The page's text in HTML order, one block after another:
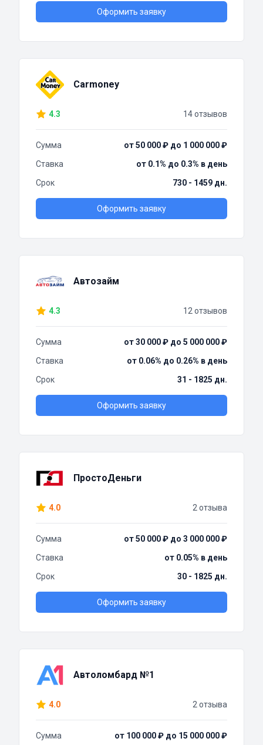
Оформить заявку
Carmoney
4.3 14 отзывов
Сумма
от 50 000 ₽ до 1 000 000 ₽
Ставка
от 0.1% до 0.3% в день
Срок
730 - 1459 дн.
Оформить заявку
Автозайм
4.3 12 отзывов
Сумма
от 30 000 ₽ до 5 000 000 ₽
Ставка
от 0.06% до 0.26% в день
Срок
31 - 1825 дн.
Оформить заявку
ПростоДеньги
4.0 2 отзыва
Сумма
от 50 000 ₽ до 3 000 000 ₽
Ставка
от 0.05% в день
Срок
30 - 1825 дн.
Оформить заявку
Автоломбард №1
4.0 2 отзыва
Сумма
от 100 000 ₽ до 15 000 000 ₽